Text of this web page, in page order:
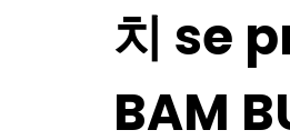
치 se
BAM